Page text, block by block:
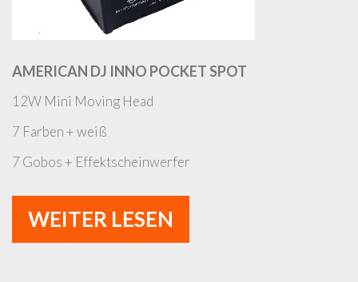
AMERICAN DJ INNO POCKET SPOT
12W Mini Moving Head
7 Farben + weiß
7 Gobos + Effektscheinwerfer
WEITER LESEN